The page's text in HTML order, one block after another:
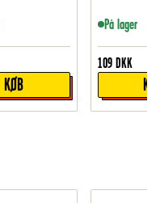
KØB
På lager
109 DKK